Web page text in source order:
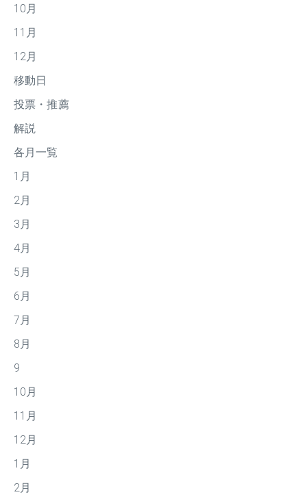
10月
11月
12月
移動日
投票・推薦
解説
各月一覧
1月
2月
3月
4月
5月
6月
7月
8月
9
10月
11月
12月
1月
2月